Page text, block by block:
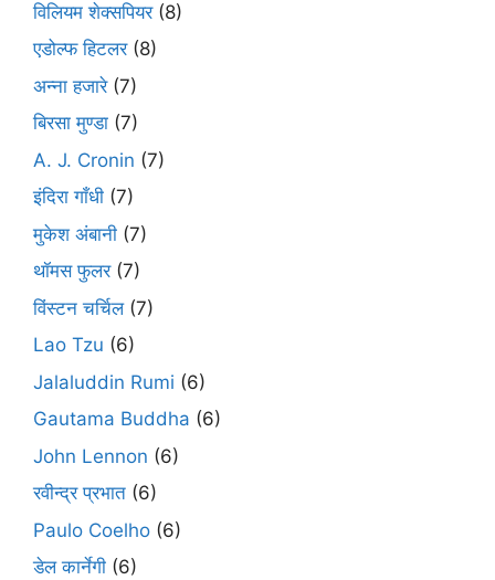
विलियम शेक्सपियर(8)
एडोल्फ हिटलर(8)
अन्ना हजारे(7)
बिरसा मुण्डा (7)
A. J. Cronin (7)
इंदिरा गाँधी (7)
मुकेश अंबानी (7)
थॉमस फुलर(7)
विंस्टन चर्चिल(7)
Lao Tzu (6)
Jalaluddin Rumi (6)
Gautama Buddha (6)
John Lennon (6)
रवीन्द्र प्रभात (6)
Paulo Coelho (6)
डेल कार्नेगी (6)